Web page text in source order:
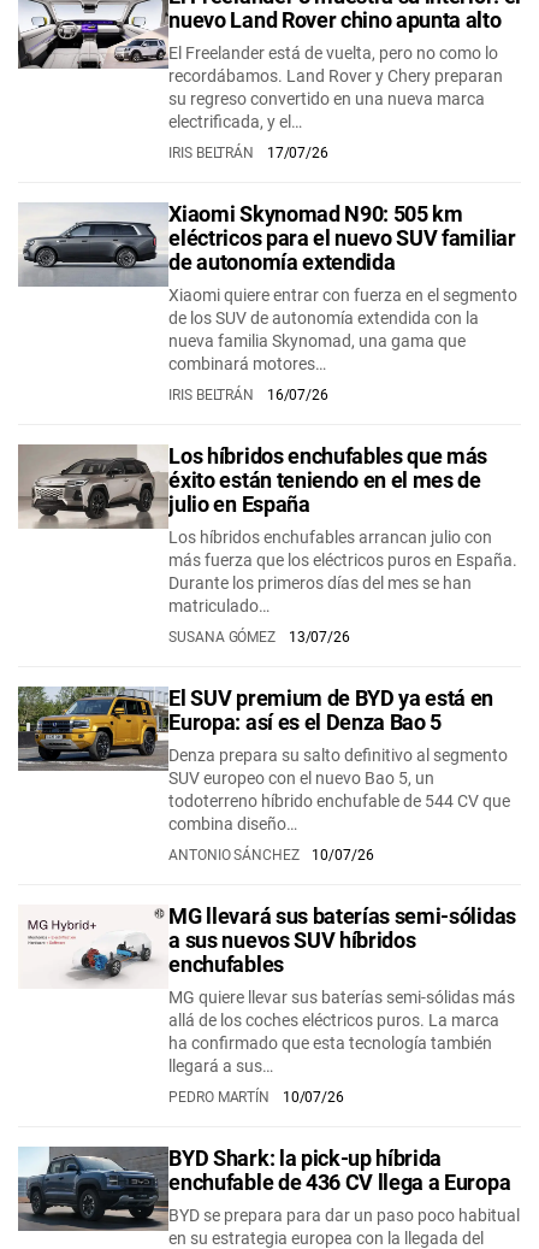
nuevo Land Rover chino apunta alto
El Freelander está de vuelta, pero no como lo
recordábamos. Land Rover y Chery preparan
su regreso convertido en una nueva marca
electrificada, y el…
IRIS BELTRÁN 17/07/26
Xiaomi Skynomad N90: 505 km
eléctricos para el nuevo SUV familiar
de autonomía extendida
Xiaomi quiere entrar con fuerza en el segmento
de los SUV de autonomía extendida con la
nueva familia Skynomad, una gama que
combinará motores…
IRIS BELTRÁN 16/07/26
Los híbridos enchufables que más
éxito están teniendo en el mes de
julio en España
Los híbridos enchufables arrancan julio con
más fuerza que los eléctricos puros en España.
Durante los primeros días del mes se han
matriculado…
SUSANA GÓMEZ 13/07/26
El SUV premium de BYD ya está en
Europa: así es el Denza Bao 5
Denza prepara su salto definitivo al segmento
SUV europeo con el nuevo Bao 5, un
todoterreno híbrido enchufable de 544 CV que
combina diseño…
ANTONIO SÁNCHEZ 10/07/26
MG llevará sus baterías semi-sólidas
a sus nuevos SUV híbridos
enchufables
MG quiere llevar sus baterías semi-sólidas más
allá de los coches eléctricos puros. La marca
ha confirmado que esta tecnología también
llegará a sus…
PEDRO MARTÍN 10/07/26
BYD Shark: la pick-up híbrida
enchufable de 436 CV llega a Europa
BYD se prepara para dar un paso poco habitual
en su estrategia europea con la llegada del